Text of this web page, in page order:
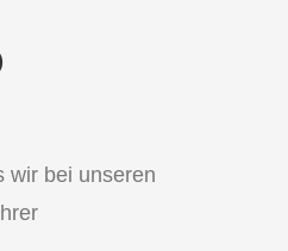
wir bei unseren